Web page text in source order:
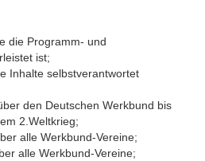
die Programm- und
ist;
Inhalte selbstverantwortet
den Deutschen Werkbund bis
2.Weltkrieg;
alle Werkbund-Vereine;
alle Werkbund-Vereine;